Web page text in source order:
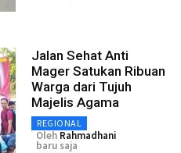
Jalan Sehat Anti
Mager Satukan Ribuan
Warga dari Tujuh
Majelis Agama
REGIONAL
Oleh Rahmadhani
baru saja